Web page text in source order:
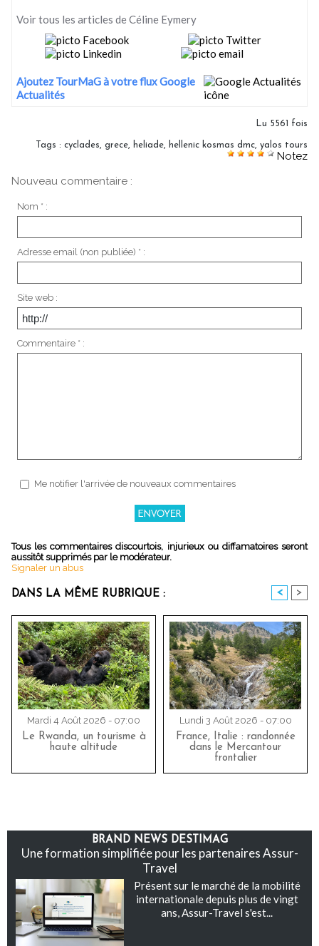
Voir tous les articles de Céline Eymery
Ajoutez TourMaG à votre flux Google
Actualités
Lu 5561 fois
Tags : cyclades, grece, heliade, hellenic kosmas dmc, yalos tours
Notez
Nouveau commentaire :
Nom * :
Adresse email (non publiée) * :
Site web :
Commentaire * :
Me notifier l'arrivée de nouveaux commentaires
Tous les commentaires discourtois, injurieux ou diffamatoires seront
aussitôt supprimés par le modérateur.
Signaler un abus
DANS LA MÊME RUBRIQUE : < >
Mardi 4 Août 2026 - 07:00
Le Rwanda, un tourisme à
haute altitude
Lundi 3 Août 2026 - 07:00
France, Italie : randonnée
dans le Mercantour
frontalier
BRAND NEWS DESTIMAG
Une formation simplifiée pour les partenaires Assur-
Travel
Présent sur le marché de la mobilité
internationale depuis plus de vingt
ans, Assur-Travel s'est...